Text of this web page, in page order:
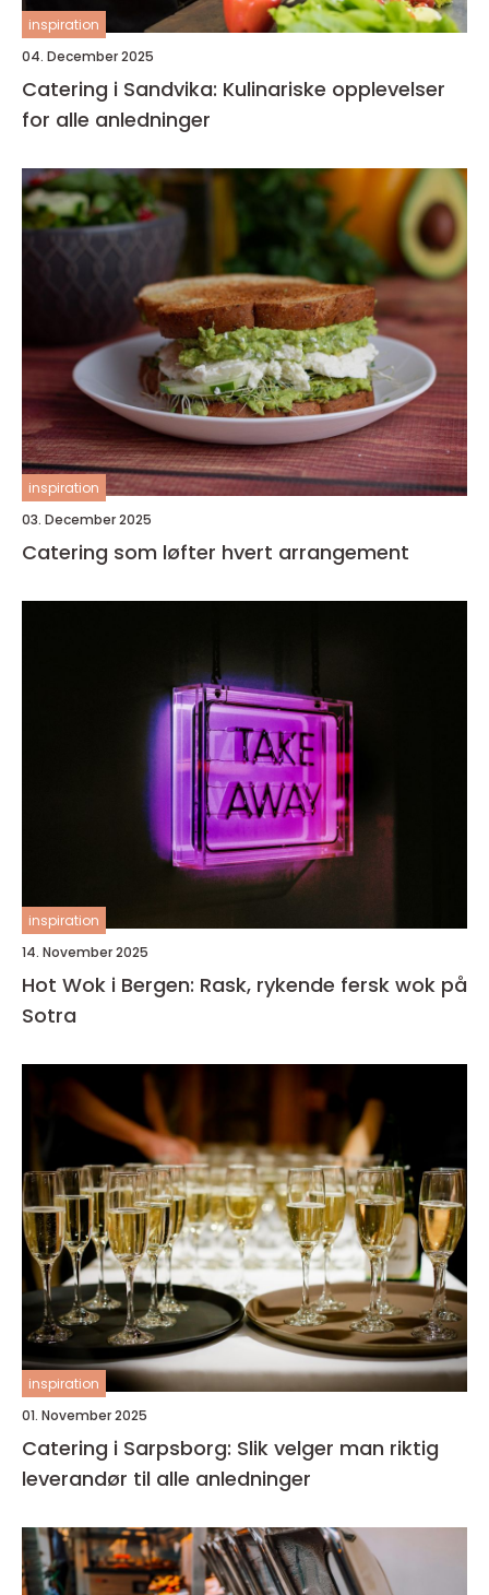
inspiration
04. December 2025
Catering i Sandvika: Kulinariske opplevelser
for alle anledninger
inspiration
03. December 2025
Catering som løfter hvert arrangement
inspiration
14. November 2025
Hot Wok i Bergen: Rask, rykende fersk wok på
Sotra
inspiration
01. November 2025
Catering i Sarpsborg: Slik velger man riktig
leverandør til alle anledninger